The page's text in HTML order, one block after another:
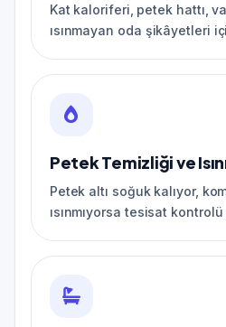
Kat kaloriferi, petek hattı,
ısınmayan oda şikâyetleri
Petek Temizliği ve
Petek altı soğuk kalıyor,
ısınmıyorsa tesisat